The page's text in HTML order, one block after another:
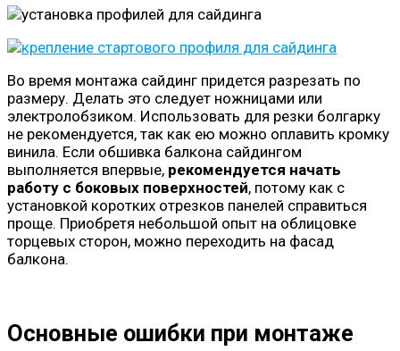
Во время монтажа сайдинг придется разрезать по
размеру. Делать это следует ножницами или
электролобзиком. Использовать для резки болгарку
не рекомендуется, так как ею можно оплавить кромку
винила. Если обшивка балкона сайдингом
выполняется впервые, рекомендуется начать
работу с боковых поверхностей, потому как с
установкой коротких отрезков панелей справиться
проще. Приобретя небольшой опыт на облицовке
торцевых сторон, можно переходить на фасад
балкона.
Основные ошибки при монтаже